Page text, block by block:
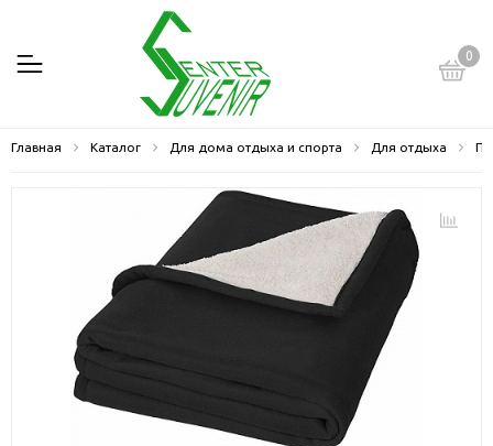
0
Главная Каталог Для дома отдыха и спорта Для отдыха